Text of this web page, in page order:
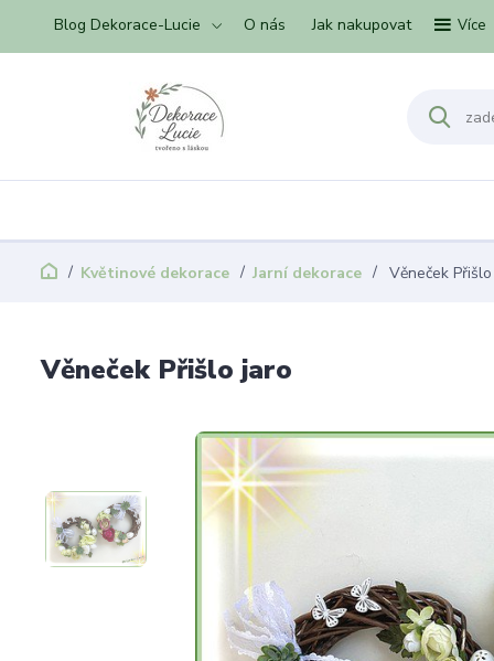
Blog Dekorace-Lucie O nás Jak nakupovat Více
Květinové dekorace Jarní dekorace Věneček
Věneček Přišlo jaro